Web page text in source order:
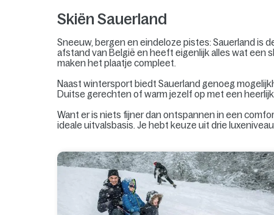
Skiën Sauerland
Sneeuw, bergen en eindeloze pistes: Sauerland
afstand van België en heeft eigenlijk alles wat een
maken het plaatje compleet.
Naast wintersport biedt Sauerland genoeg
Duitse gerechten of warm jezelf op met een
Want er is niets fijner dan ontspannen in een
ideale uitvalsbasis. Je hebt keuze uit drie